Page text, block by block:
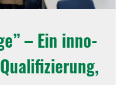
– Ein inno­